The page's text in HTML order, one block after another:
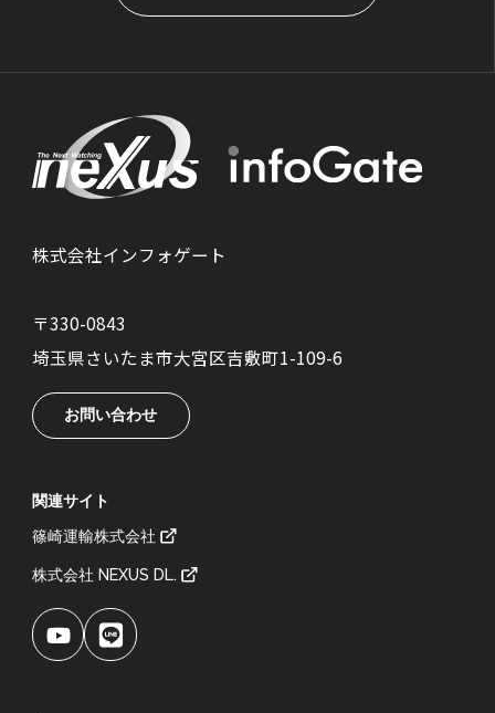
株式会社インフォゲート
〒330-0843
埼玉県さいたま市大宮区吉敷町1-109-6
お問い合わせ
関連サイト
篠崎運輸株式会社
株式会社 NEXUS DL.